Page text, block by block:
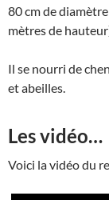
80 cm de
mètres de
Il se nourri de
et abeilles.
Les vidéo…
Voici la vidéo du